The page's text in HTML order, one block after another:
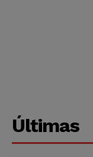
Últimas